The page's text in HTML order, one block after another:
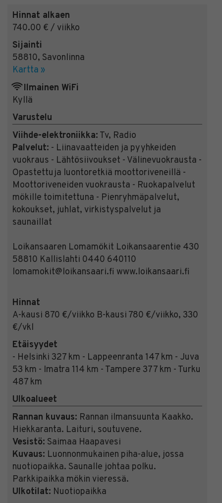
Hinnat alkaen
740.00 € / viikko
Sijainti
58810, Savonlinna
Kartta »
Ilmainen WiFi
Kyllä
Varustelu
Viihde-elektroniikka: Tv, Radio
Palvelut: - Liinavaatteiden ja pyyhkeiden
vuokraus - Lähtösiivoukset - Välinevuokrausta -
Opastettuja luontoretkiä moottoriveneillä -
Moottoriveneiden vuokrausta - Ruokapalvelut
mökille toimitettuna - Pienryhmäpalvelut,
kokoukset, juhlat, virkistyspalvelut ja
saunaillat
Loikansaaren Lomamökit Loikansaarentie 430
58810 Kallislahti 0440 640110
lomamokit@loikansaari.fi www.loikansaari.fi
Hinnat
A-kausi 870 €/viikko B-kausi 780 €/viikko, 330
€/vkl
Etäisyydet
- Helsinki 327 km - Lappeenranta 147 km - Juva
53 km - Imatra 114 km - Tampere 377 km - Turku
487 km
Ulkoalueet
Rannan kuvaus: Rannan ilmansuunta Kaakko.
Hiekkaranta. Laituri, soutuvene.
Vesistö: Saimaa Haapavesi
Kuvaus: Luonnonmukainen piha-alue, jossa
nuotiopaikka. Saunalle johtaa polku.
Parkkipaikka mökin vieressä.
Ulkotilat: Nuotiopaikka